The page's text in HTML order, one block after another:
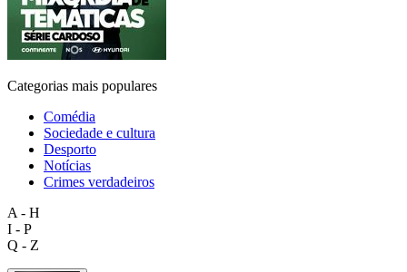
Categorias mais populares
Comédia
Sociedade e cultura
Desporto
Notícias
Crimes verdadeiros
A - H
I - P
Q - Z